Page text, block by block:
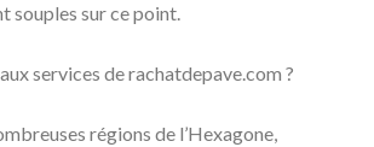
souples sur ce point.
services de rachatdepave.com ?
régions de l’Hexagone,